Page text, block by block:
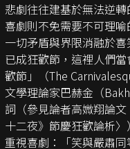
悲劇往往建基於無法逆
喜劇則不免需要不可理
一切矛盾與界限消融於
已成狂歡節，這裡人們
歡節」（The
文學理論家巴赫金（
詞（參見論者高媺翔論
十二夜》節慶狂歡論析
重視喜劇：「笑與嚴肅